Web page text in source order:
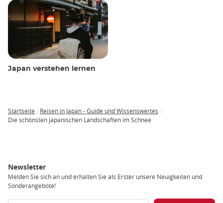
Japan verstehen lernen
Breadcrumb
Startseite
Reisen in Japan - Guide und Wissenswertes
Die schönsten japanischen Landschaften im Schnee
Newsletter
Melden Sie sich an und erhalten Sie als Erster unsere Neuigkeiten und
Sonderangebote!